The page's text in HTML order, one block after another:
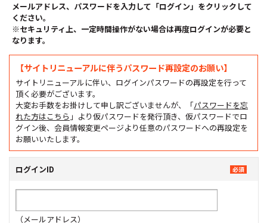
メールアドレス、パスワードを入力して「ログイン」をクリックして
ください。
※セキュリティ上、一定時間操作がない場合は再度ログインが必要と
なります。
【サイトリニューアルに伴うパスワード再設定のお願い】
サイトリニューアルに伴い、ログインパスワードの再設定を行って
頂く必要がございます。
大変お手数をお掛けして申し訳ございませんが、「パスワードを忘
れた方はこちら 」より仮パスワードを発行頂き、仮パスワードでロ
グイン後、会員情報変更ページより任意のパスワードへの再設定を
お願いいたします。
ログインID
（メールアドレス）